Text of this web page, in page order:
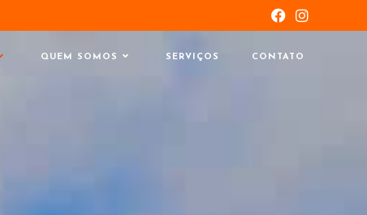
QUEM SOMOS SERVIÇOS CONTATO